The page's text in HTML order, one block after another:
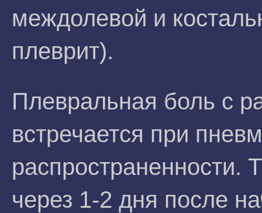
междолевой и
плеврит).
Плевральная боль с
встречается при
распространенности.
через 1-2 дня после